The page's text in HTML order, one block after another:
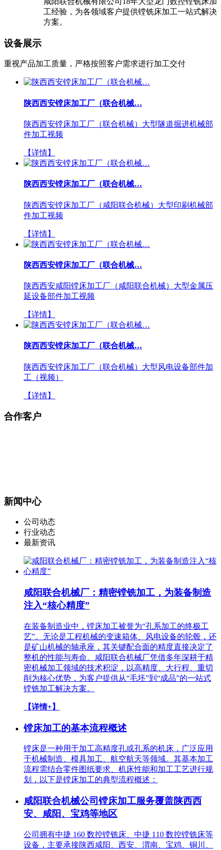
工经验，为各领域客户提供镗铣床加工一站式解决
方案。
设备展示
重视产品加工质量，严格按照客户需求进行加工交付
陕西西安镗床加工厂（联合机械…
陕西西安镗床加工厂（联合机械）大型隧道掘进机械部
件加工视频
【详情】
陕西西安镗床加工厂（联合机械…
陕西西安镗床加工厂（咸阳联合机械）大型印刷机械部
件加工视频
【详情】
陕西西安镗床加工厂（联合机械…
陕西西安咸阳镗床加工厂（咸阳联合机械）大型金属压
延设备部件加工视频
【详情】
陕西西安镗床加工厂（联合机械…
陕西西安镗床加工厂（联合机械）大型风电设备部件加
工（视频）
【详情】
合作客户
新闻中心
公司动态
行业动态
最新资讯
咸阳联合机械厂：精密镗铣加工，为装备制造
注入“核心精度”
在装备制造业中，镗床加工被誉为“孔系加工的终极工
艺”。无论是工程机械的变速箱体、风电设备的轮毂，还
是矿山机械的轴承座，其关键配合面的精度直接决定了
整机的性能与寿命。咸阳联合机械厂凭借多年深耕于精
密机械加工领域的技术积淀，以高精度、大行程、重切
削为核心优势，为客户提供从“毛坯”到“成品”的一站式
镗铣加工解决方案。
【详情+】
镗床加工的基本流程概述
镗床是一种用于加工高精度孔或孔系的机床，广泛应用
于机械制造、模具加工、航空航天等领域。其基本加工
流程需结合零件图纸要求、机床性能和加工工艺进行规
划，以下是镗床加工的典型流程概述：
咸阳联合机械公司镗床加工服务覆盖陕西西
安、咸阳、宝鸡等地区
公司拥有中捷 160 数控镗铣床、中捷 110 数控镗铣床等
设备，主要承接陕西咸阳、西安、渭南、宝鸡、铜川、